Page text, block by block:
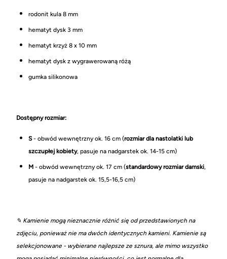
rodonit kula 8 mm
hematyt dysk 3 mm
hematyt krzyż 8 x 10 mm
hematyt dysk z wygrawerowaną różą
gumka silikonowa
Dostępny rozmiar:
S- obwód wewnętrzny ok. 16 cm (rozmiar dla nastolatki lub
szczupłej kobiety, pasuje na nadgarstek ok. 14-15 cm)
M - obwód wewnętrzny ok. 17 cm (standardowy rozmiar damski,
pasuje na nadgarstek ok. 15,5-16,5 cm)
✎ Kamienie mogą nieznacznie różnić się od przedstawionych na
zdjęciu, ponieważ nie ma dwóch identycznych kamieni. Kamienie są
selekcjonowane - wybierane najlepsze ze sznura, ale mimo wszystko